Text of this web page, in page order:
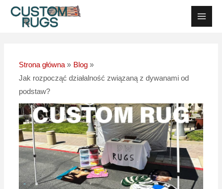
Przejdź
Strona główna
Blog
Jak rozpocząć działalność związaną z dywanami od
podstaw?
Nawigacja
postów